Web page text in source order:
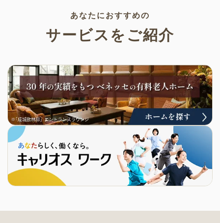
あなたにおすすめの
サービスをご紹介